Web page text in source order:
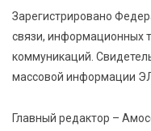
7 Авг 2026 23:02
В Тверской области
инспекторы ГИБДД
правила
Зарегистрировано
связи, информационных
коммуникаций.
массовой информации
Главный редактор –